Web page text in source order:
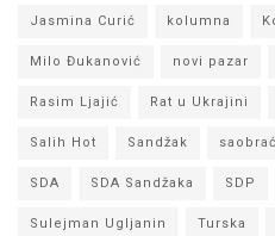
Jasmina Curić kolumna
Milo Đukanović novi pazar
Rasim Ljajić Rat u Ukrajini
Salih Hot Sandžak
SDA SDA Sandžaka SDP
Sulejman Ugljanin Turska